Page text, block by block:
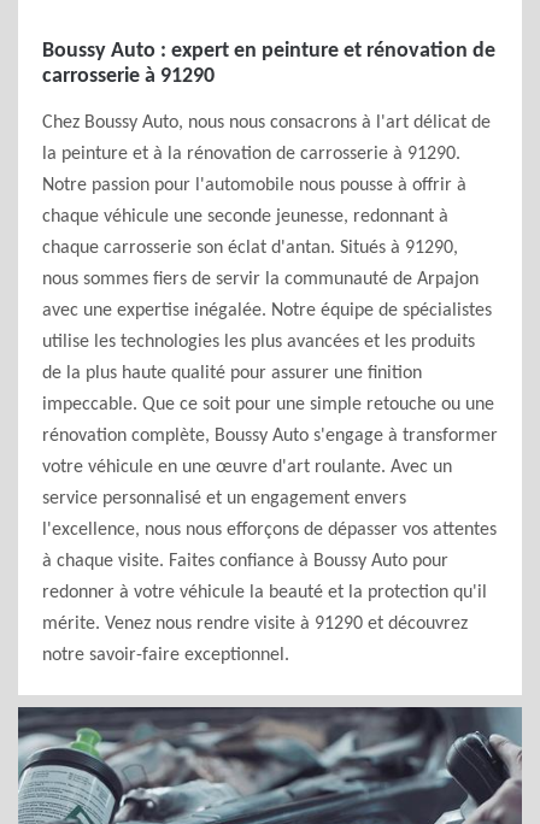
Boussy Auto : expert en peinture et rénovation de
carrosserie à 91290
Chez Boussy Auto, nous nous consacrons à l'art délicat de
la peinture et à la rénovation de carrosserie à 91290.
Notre passion pour l'automobile nous pousse à offrir à
chaque véhicule une seconde jeunesse, redonnant à
chaque carrosserie son éclat d'antan. Situés à 91290,
nous sommes fiers de servir la communauté de Arpajon
avec une expertise inégalée. Notre équipe de spécialistes
utilise les technologies les plus avancées et les produits
de la plus haute qualité pour assurer une finition
impeccable. Que ce soit pour une simple retouche ou une
rénovation complète, Boussy Auto s'engage à transformer
votre véhicule en une œuvre d'art roulante. Avec un
service personnalisé et un engagement envers
l'excellence, nous nous efforçons de dépasser vos attentes
à chaque visite. Faites confiance à Boussy Auto pour
redonner à votre véhicule la beauté et la protection qu'il
mérite. Venez nous rendre visite à 91290 et découvrez
notre savoir-faire exceptionnel.